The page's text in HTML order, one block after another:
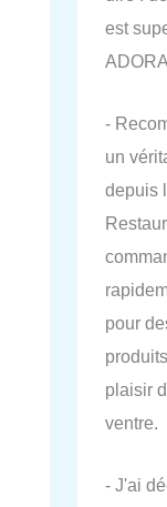
est
-
un
depuis
pour
plaisir
ventre.
- J'ai